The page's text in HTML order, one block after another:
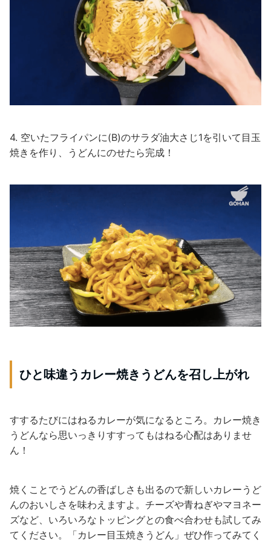
4. 空いたフライパンに(B)のサラダ油大さじ1を引いて目玉
焼きを作り、うどんにのせたら完成！
ひと味違うカレー焼きうどんを召し上がれ
すするたびにはねるカレーが気になるところ。カレー焼き
うどんなら思いっきりすすってもはねる心配はありませ
ん！
焼くことでうどんの香ばしさも出るので新しいカレーうど
んのおいしさを味わえますよ。チーズや青ねぎやマヨネー
ズなど、いろいろなトッピングとの食べ合わせも試してみ
てください。「カレー目玉焼きうどん」ぜひ作ってみてく